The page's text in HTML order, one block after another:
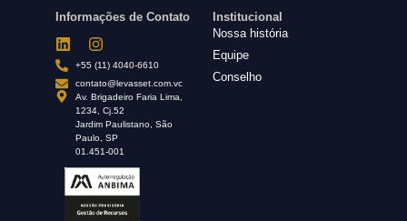
Informações de Contato
+55 (11) 4040-6610
contato@levasset.com.vc
Av. Brigadeiro Faria Lima,
1234, Cj.52
Jardim Paulistano, São
Paulo, SP
01.451-001
Institucional
Nossa história
Equipe
Conselho